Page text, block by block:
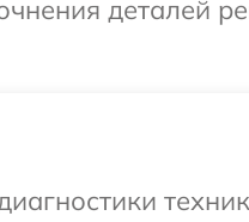
деталей